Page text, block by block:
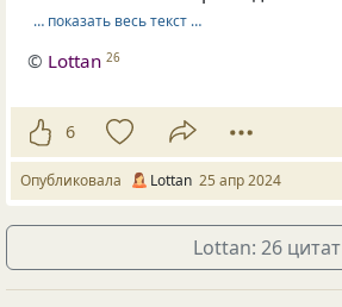
… показать весь текст …
© Lottan 26
6
Опубликовала Lottan 25 апр 2024
Lottan: 26 цитат